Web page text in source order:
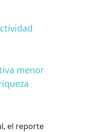
menor
el reporte